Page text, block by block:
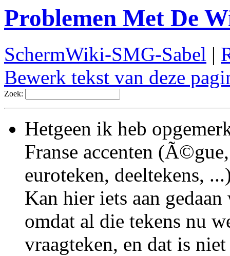
Problemen Met De
SchermWiki-SMG-Sabel |
Bewerk tekst van deze
Zoek:
Hetgeen ik heb
Franse accenten
euroteken, deeltekens,
Kan hier iets aan
omdat al die tekens nu
vraagteken, en dat is